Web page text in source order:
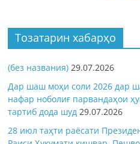
Тозатарин хабарҳо
(без названия) 29.07.2026
Дар шаш моҳи соли 2026 дар
нафар ноболиғ парвандаҳои
тартиб дода шуд 29.07.2026
28 июл таҳти раёсати